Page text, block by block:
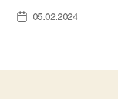
Дата05.02.2024